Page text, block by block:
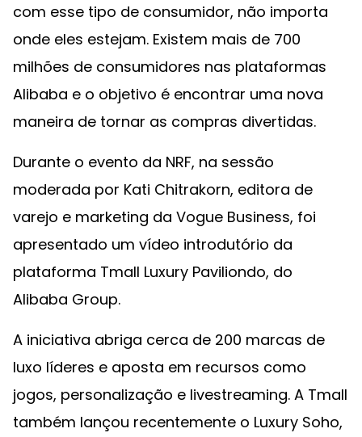
com esse tipo de consumidor, não importa
onde eles estejam. Existem mais de 700
milhões de consumidores nas plataformas
Alibaba e o objetivo é encontrar uma nova
maneira de tornar as compras divertidas.
Durante o evento da NRF, na sessão
moderada por Kati Chitrakorn, editora de
varejo e marketing da Vogue Business, foi
apresentado um vídeo introdutório da
plataforma Tmall Luxury Paviliondo, do
Alibaba Group.
A iniciativa abriga cerca de 200 marcas de
luxo líderes e aposta em recursos como
jogos, personalização e livestreaming. A Tmall
também lançou recentemente o Luxury Soho,